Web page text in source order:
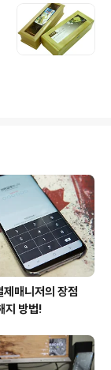
매니저의 장점
지 방법!